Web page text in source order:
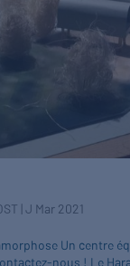
|J Mar 2021
Un centre
nous ! Le